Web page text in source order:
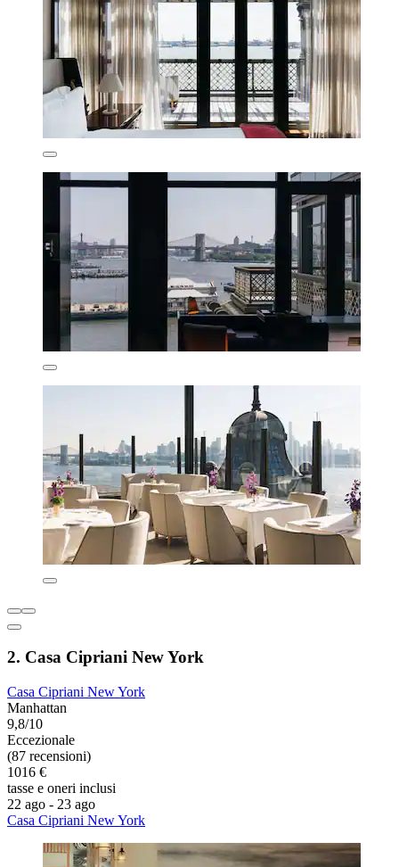
2. Casa Cipriani New York
Casa Cipriani New York
Manhattan
9,8/10
Eccezionale
(87 recensioni)
1016 €
tasse e oneri inclusi
22 ago - 23 ago
Casa Cipriani New York